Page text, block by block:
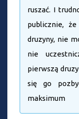
ruszać. I
publicznie,
druzyny, nie
nie
pierwszą
się go
maksimum